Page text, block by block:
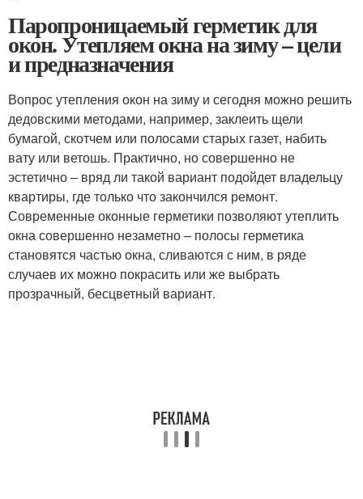
Паропроницаемый герметик для
окон. Утепляем окна на зиму – цели
и предназначения
Вопрос утепления окон на зиму и сегодня можно решить
дедовскими методами, например, заклеить щели
бумагой, скотчем или полосами старых газет, набить
вату или ветошь. Практично, но совершенно не
эстетично – вряд ли такой вариант подойдет владельцу
квартиры, где только что закончился ремонт.
Современные оконные герметики позволяют утеплить
окна совершенно незаметно – полосы герметика
становятся частью окна, сливаются с ним, в ряде
случаев их можно покрасить или же выбрать
прозрачный, бесцветный вариант.